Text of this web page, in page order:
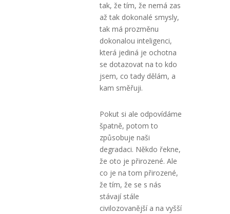
tak, že tím, že nemá zas
až tak dokonalé smysly,
tak má prozměnu
dokonalou inteligenci,
která jediná je ochotna
se dotazovat na to kdo
jsem, co tady dělám, a
kam směřuji.
Pokut si ale odpovídáme
špatně, potom to
způsobuje naši
degradaci. Někdo řekne,
že oto je přirozené. Ale
co je na tom přirozené,
že tím, že se s nás
stávají stále
civilozovanější a na vyšší